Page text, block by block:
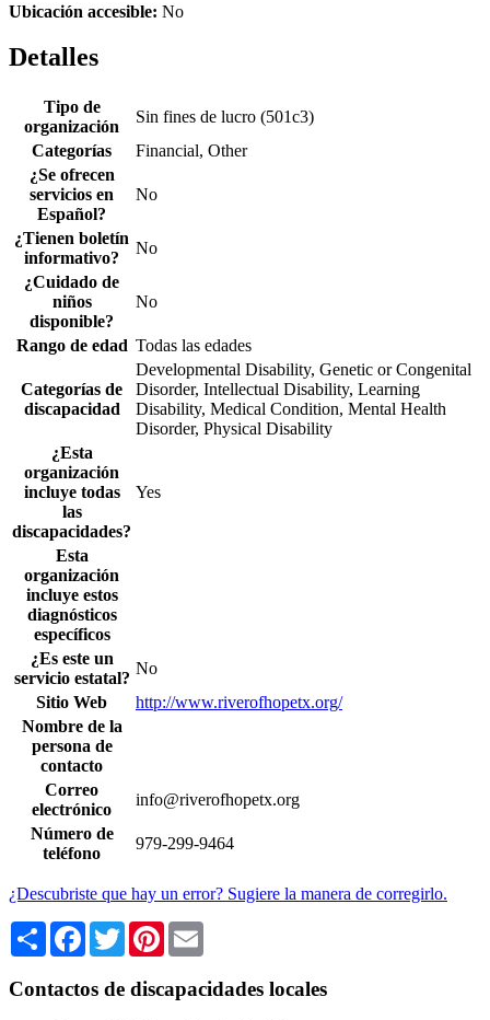
Ubicación accesible: No
Detalles
Tipo de
organización
Sin fines de lucro (501c3)
Categorías
Financial, Other
¿Se ofrecen
servicios en
Español?
No
¿Tienen boletín
informativo?
No
¿Cuidado de
niños
disponible?
No
Rango de edad Todas las edades
Categorías de
discapacidad
Developmental Disability, Genetic or Congenital
Disorder, Intellectual Disability, Learning
Disability, Medical Condition, Mental Health
Disorder, Physical Disability
¿Esta
organización
incluye todas
las
discapacidades?
Yes
Esta
organización
incluye estos
diagnósticos
específicos
¿Es este un
servicio estatal?
No
Sitio Web
http://www.riverofhopetx.org/
Nombre de la
persona de
contacto
Correo
electrónico
info@riverofhopetx.org
Número de
teléfono
979-299-9464
¿Descubriste que hay un error? Sugiere la manera de corregirlo.
Share Facebook
TwitterPinterest
Contactos de discapacidades locales